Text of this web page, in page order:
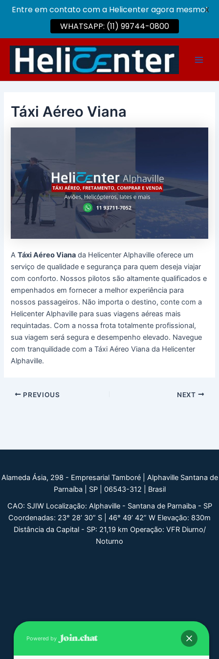
conteúdo
Táxi Aéreo Viana
ATáxi Aéreo Viana da Helicenter Alphaville oferece um
serviço de qualidade e segurança para quem deseja viajar
com conforto. Nossos pilotos são altamente qualificados e
empenhados em fornecer a melhor experiência para
nossos passageiros. Não importa o destino, conte com a
Helicenter Alphaville para suas viagens aéreas mais
requintadas. Com a nossa frota totalmente profissional,
sua viagem será segura e desempenho elevado. Navegue
com tranquilidade com a Táxi Aéreo Viana da Helicenter
Alphaville.
Post
PREVIOUS NEXT
Alameda Ásia, 298 - Empresarial Tamboré | Alphaville Santana de
Parnaíba | SP | 06543-312 | Brasil
CAO: SJIW Localização: Alphaville - Santana de Parnaiba - SP
Coordenadas: 23° 28’ 30” S | 46° 49’ 42” W Elevação: 830m
Distância da Capital - SP: 21,19 km Operação: VFR Diurno/
Noturno
Entre em contato com a Helicenter agora mesmo!
WHATSAPP: (11) 99744-0800
X
Powered by